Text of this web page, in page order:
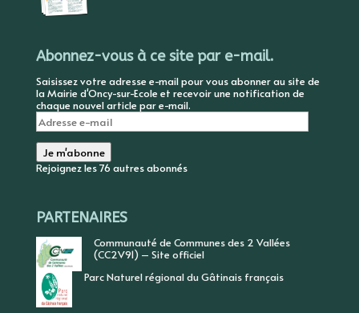
Abonnez-vous à ce site par e-mail.
Saisissez votre adresse e-mail pour vous abonner au site de
la Mairie d'Oncy-sur-Ecole et recevoir une notification de
chaque nouvel article par e-mail.
Adresse
e-
mail
Je m'abonne
Rejoignez les 76 autres abonnés
PARTENAIRES
Communauté de Communes des 2 Vallées
(CC2V91) – Site officiel
Parc Naturel régional du Gâtinais français